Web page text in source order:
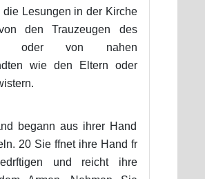
die Lesungen in der Kirche
den Trauzeugen des
oder von nahen
wie den Eltern oder
begann aus ihrer Hand
20 Sie ffnet ihre Hand fr
und reicht ihre